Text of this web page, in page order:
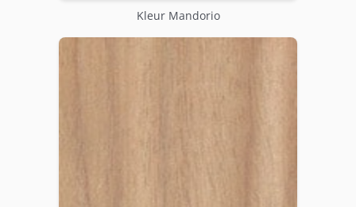
Kleur Mandorio